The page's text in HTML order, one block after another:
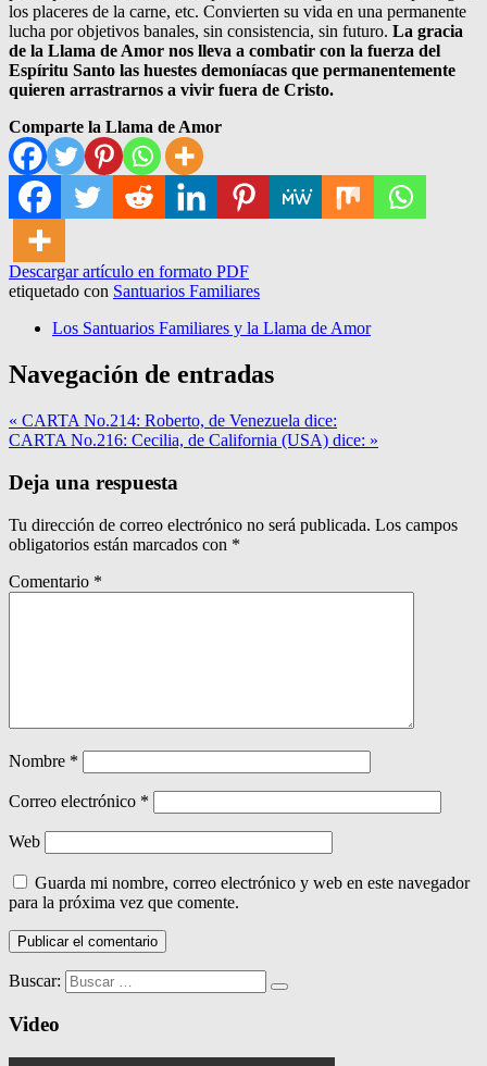
los placeres de la carne, etc. Convierten su vida en una permanente
lucha por objetivos banales, sin consistencia, sin futuro. La gracia
de la Llama de Amor nos lleva a combatir con la fuerza del
Espíritu Santo las huestes demoníacas que permanentemente
quieren arrastrarnos a vivir fuera de Cristo.
Comparte la Llama de Amor
Descargar artículo en formato PDF
etiquetado con Santuarios Familiares
Los Santuarios Familiares y la Llama de Amor
Navegación de entradas
« CARTA No.214: Roberto, de Venezuela dice:
CARTA No.216: Cecilia, de California (USA) dice: »
Deja una respuesta
Tu dirección de correo electrónico no será publicada. Los campos
obligatorios están marcados con *
Comentario *
Nombre *
Correo electrónico *
Web
Guarda mi nombre, correo electrónico y web en este navegador
para la próxima vez que comente.
Buscar:
Video